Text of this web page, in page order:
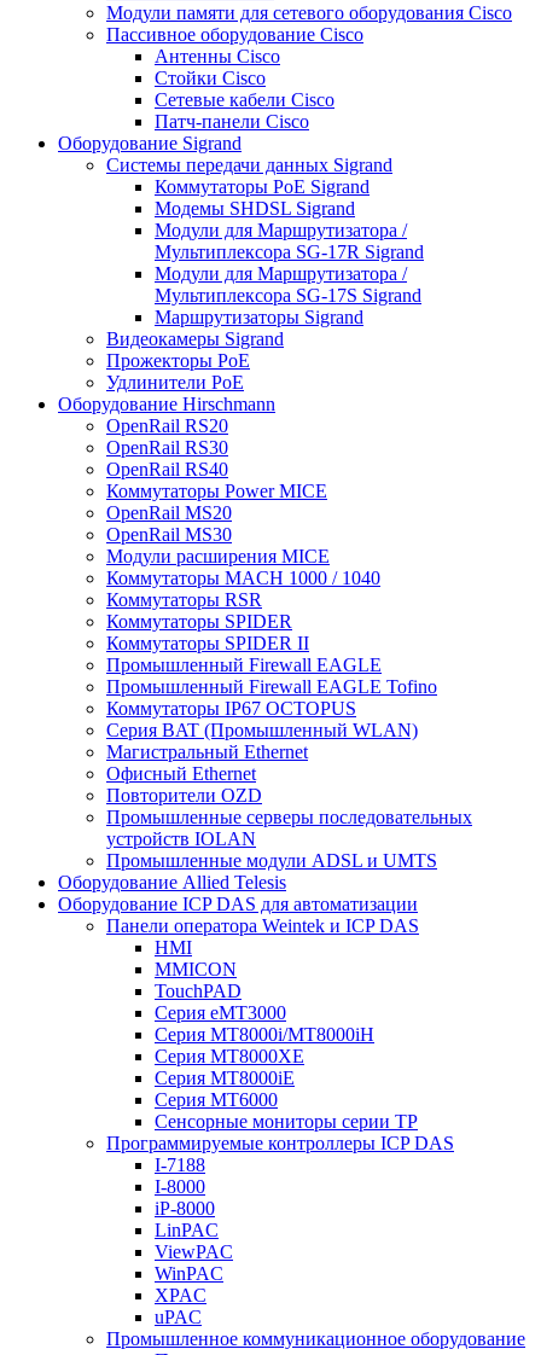
Модули памяти для сетевого оборудования Cisco
Пассивное оборудование Cisco
Антенны Cisco
Стойки Cisco
Сетевые кабели Cisco
Патч-панели Cisco
Оборудование Sigrand
Системы передачи данных Sigrand
Коммутаторы PoE Sigrand
Модемы SHDSL Sigrand
Модули для Маршрутизатора /
Мультиплексора SG-17R Sigrand
Модули для Маршрутизатора /
Мультиплексора SG-17S Sigrand
Маршрутизаторы Sigrand
Видеокамеры Sigrand
Прожекторы PoE
Удлинители PoE
Оборудование Hirschmann
OpenRail RS20
OpenRail RS30
OpenRail RS40
Коммутаторы Power MICE
OpenRail MS20
OpenRail MS30
Модули расширения MICE
Коммутаторы MACH 1000 / 1040
Коммутаторы RSR
Коммутаторы SPIDER
Коммутаторы SPIDER II
Промышленный Firewall EAGLE
Промышленный Firewall EAGLE Tofino
Коммутаторы IP67 OCTOPUS
Серия BAT (Промышленный WLAN)
Магистральный Ethernet
Офисный Ethernet
Повторители OZD
Промышленные серверы последовательных
устройств IOLAN
Промышленные модули ADSL и UMTS
Оборудование Allied Telesis
Оборудование ICP DAS для автоматизации
Панели оператора Weintek и ICP DAS
HMI
MMICON
TouchPAD
Серия eMT3000
Серия MT8000i/MT8000iH
Серия MT8000XE
Серия MT8000iE
Серия MT6000
Сенсорные мониторы серии TP
Программируемые контроллеры ICP DAS
I-7188
I-8000
iP-8000
LinPAC
ViewPAC
WinPAC
XPAC
uPAC
Промышленное коммуникационное оборудование